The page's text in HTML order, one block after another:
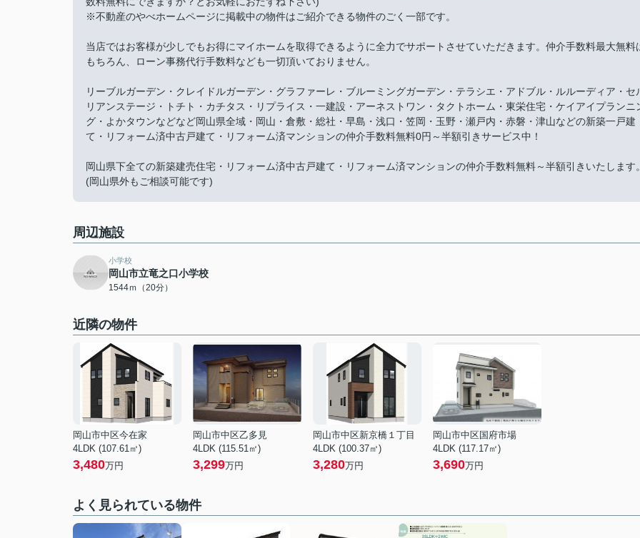
※不動産のやべホームページに掲載中の物件はご紹介できる物件のごく一部です。
当店ではお客様が少しでもお得にマイホームを取得できるように全力でサポートさせていただきます。仲介手数料最大無料
もちろん、ローン事務代行手数料なども一切頂いておりません。
リーブルガーデン・クレイドルガーデン・グラファーレ・ブルーミングガーデン・テラシエ・アドブル・ルルーディア・セ
リアンステージ・トチト・カチタス・リプライス・一建設・アーネストワン・タクトホーム・東栄住宅・ケイアイプランニ
グ・よかタウンなどなど岡山県全域・岡山・倉敷・総社・早島・浅口・笠岡・玉野・瀬戸内・赤磐・津山などの新築一戸建
て・リフォーム済中古戸建て・リフォーム済マンションの仲介手数料無料0円～半額引きサービス中！
岡山県下全ての新築建売住宅・リフォーム済中古戸建て・リフォーム済マンションの仲介手数料無料～半額引きいたします
(岡山県外もご相談可能です)
周辺施設
小学校
岡山市立竜之口小学校
1544ｍ（20分）
近隣の物件
岡山市中区今在家
4LDK (107.61㎡)
3,480万円
岡山市中区乙多見
4LDK (115.51㎡)
3,299万円
岡山市中区新京橋１丁目
4LDK (100.37㎡)
3,280万円
岡山市中区国府市場
4LDK (117.17㎡)
3,690万円
よく見られている物件